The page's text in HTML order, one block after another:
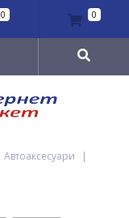
0 0
Автоаксесуари
|